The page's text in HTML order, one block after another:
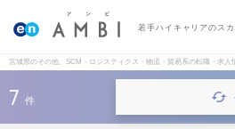
若手ハイキャリアのス
宮城県のその他、SCM・ロジスティクス・物流・貿易系の転職・求人
7 件